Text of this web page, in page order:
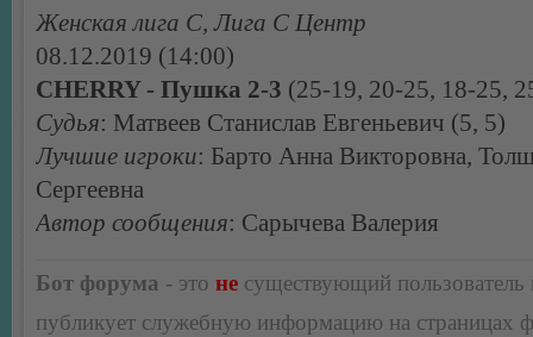
Женская лига С, Лига С Центр
08.12.2019 (14:00)
CHERRY - Пушка 2-3 (25-19, 20-25, 18-25,
Судья: Матвеев Станислав Евгеньевич (5, 5)
Лучшие игроки: Барто Анна Викторовна,
Сергеевна
Автор сообщения: Сарычева Валерия
Бот форума - это не существующий пользователь
публикует служебную информацию на страницах